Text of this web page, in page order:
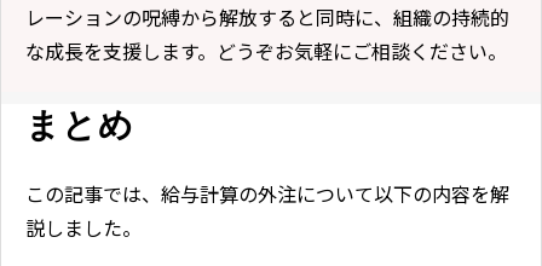
レーションの呪縛から解放すると同時に、組織の持続的
な成長を支援します。どうぞお気軽にご相談ください。
まとめ
この記事では、給与計算の外注について以下の内容を解
説しました。